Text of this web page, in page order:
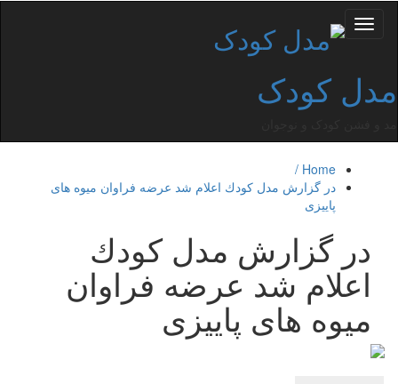
Toggle
navigation
مدل کودک
Home /
در گزارش مدل كودك اعلام شد عرضه فراوان میوه های
پاییزی
در گزارش مدل كودك
اعلام شد عرضه فراوان
میوه های پاییزی